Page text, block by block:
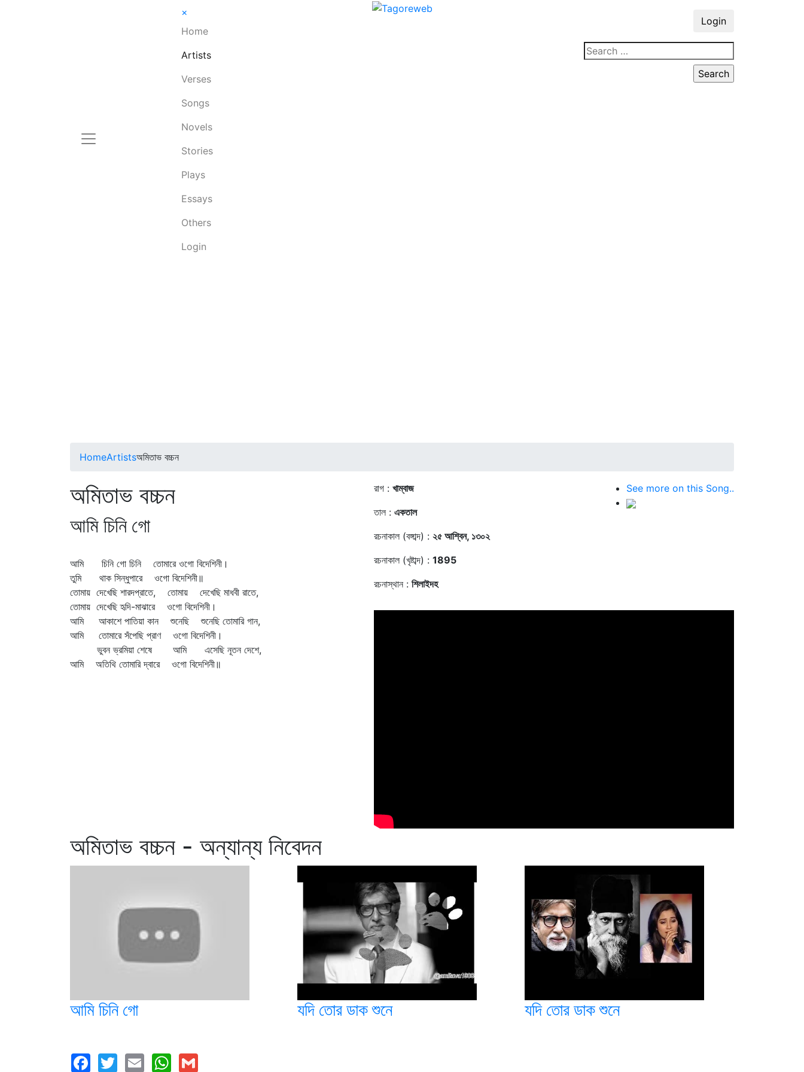
×
Home
Artists
Verses
Songs
Novels
Stories
Plays
Essays
Others
Login
Login
HomeArtistsঅমিতাভ বচ্চন
অমিতাভ বচ্চন
আমি চিনি গো
আমি চিনি গো চিনি তোমারে ওগো বিদেশিনী।
তুমি থাক সিন্ধুপারে ওগো বিদেশিনী॥
তোমায় দেখেছি শারদপ্রাতে, তোমায় দেখেছি মাধবী রাতে,
তোমায় দেখেছি হৃদি-মাঝারে ওগো বিদেশিনী।
আমি আকাশে পাতিয়া কান শুনেছি শুনেছি তোমারি গান,
আমি তোমারে সঁপেছি প্রাণ ওগো বিদেশিনী।
ভুবন ভ্রমিয়া শেষে আমি এসেছি নূতন দেশে,
আমি অতিথি তোমারি দ্বারে ওগো বিদেশিনী॥
রাগ : খাম্বাজ
তাল : একতাল
রচনাকাল (বঙ্গাব্দ) : ২৫ আশ্বিন, ১৩০২
রচনাকাল (খৃষ্টাব্দ) : 1895
রচনাস্থান : শিলাইদহ
See more on this Song..
অমিতাভ বচ্চন - অন্যান্য নিবেদন
আমি চিনি গো যদি তোর ডাক শুনে যদি তোর ডাক শুনে